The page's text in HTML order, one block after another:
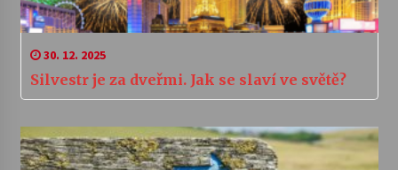
30. 12. 2025
Silvestr je za dveřmi. Jak se slaví ve světě?